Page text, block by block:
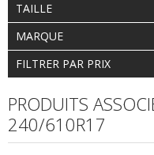
TAILLE
MARQUE
FILTRER PAR PRIX
PRODUITS
240/610R17